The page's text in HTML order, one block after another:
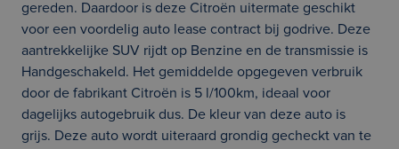
gereden. Daardoor is deze Citroën uitermate geschikt
voor een voordelig auto lease contract bij godrive. Deze
aantrekkelijke SUV rijdt op Benzine en de transmissie is
Handgeschakeld. Het gemiddelde opgegeven verbruik
door de fabrikant Citroën is 5 l/100km, ideaal voor
dagelijks autogebruik dus. De kleur van deze auto is
grijs. Deze auto wordt uiteraard grondig gecheckt van te